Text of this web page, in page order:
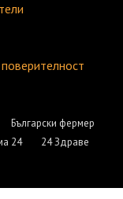
Български фермер
24
24 Здраве